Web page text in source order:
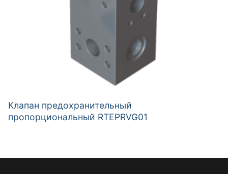
Клапан предохранительный
пропорциональный RTEPRVG01